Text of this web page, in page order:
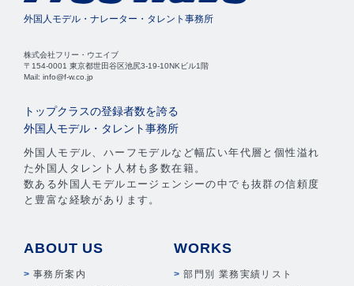
外国人モデル・ナレーター・タレント事務所
株式会社フリー・ウエイブ
〒154-0001 東京都世田谷区池尻3-19-10NKビル1階
Mail: info@f-w.co.jp
トップクラスの登録者数を誇る
外国人モデル・タレント事務所
外国人モデル、ハーフモデルなど幅広い年代層と個性溢れ
た外国人タレント人材も多数在籍。
数ある外国人モデルエージェンシーの中でも抜群の信頼度
と豊富な経験があります。
ABOUT US
事務所案内
WORKS
部門別 業務実績リスト